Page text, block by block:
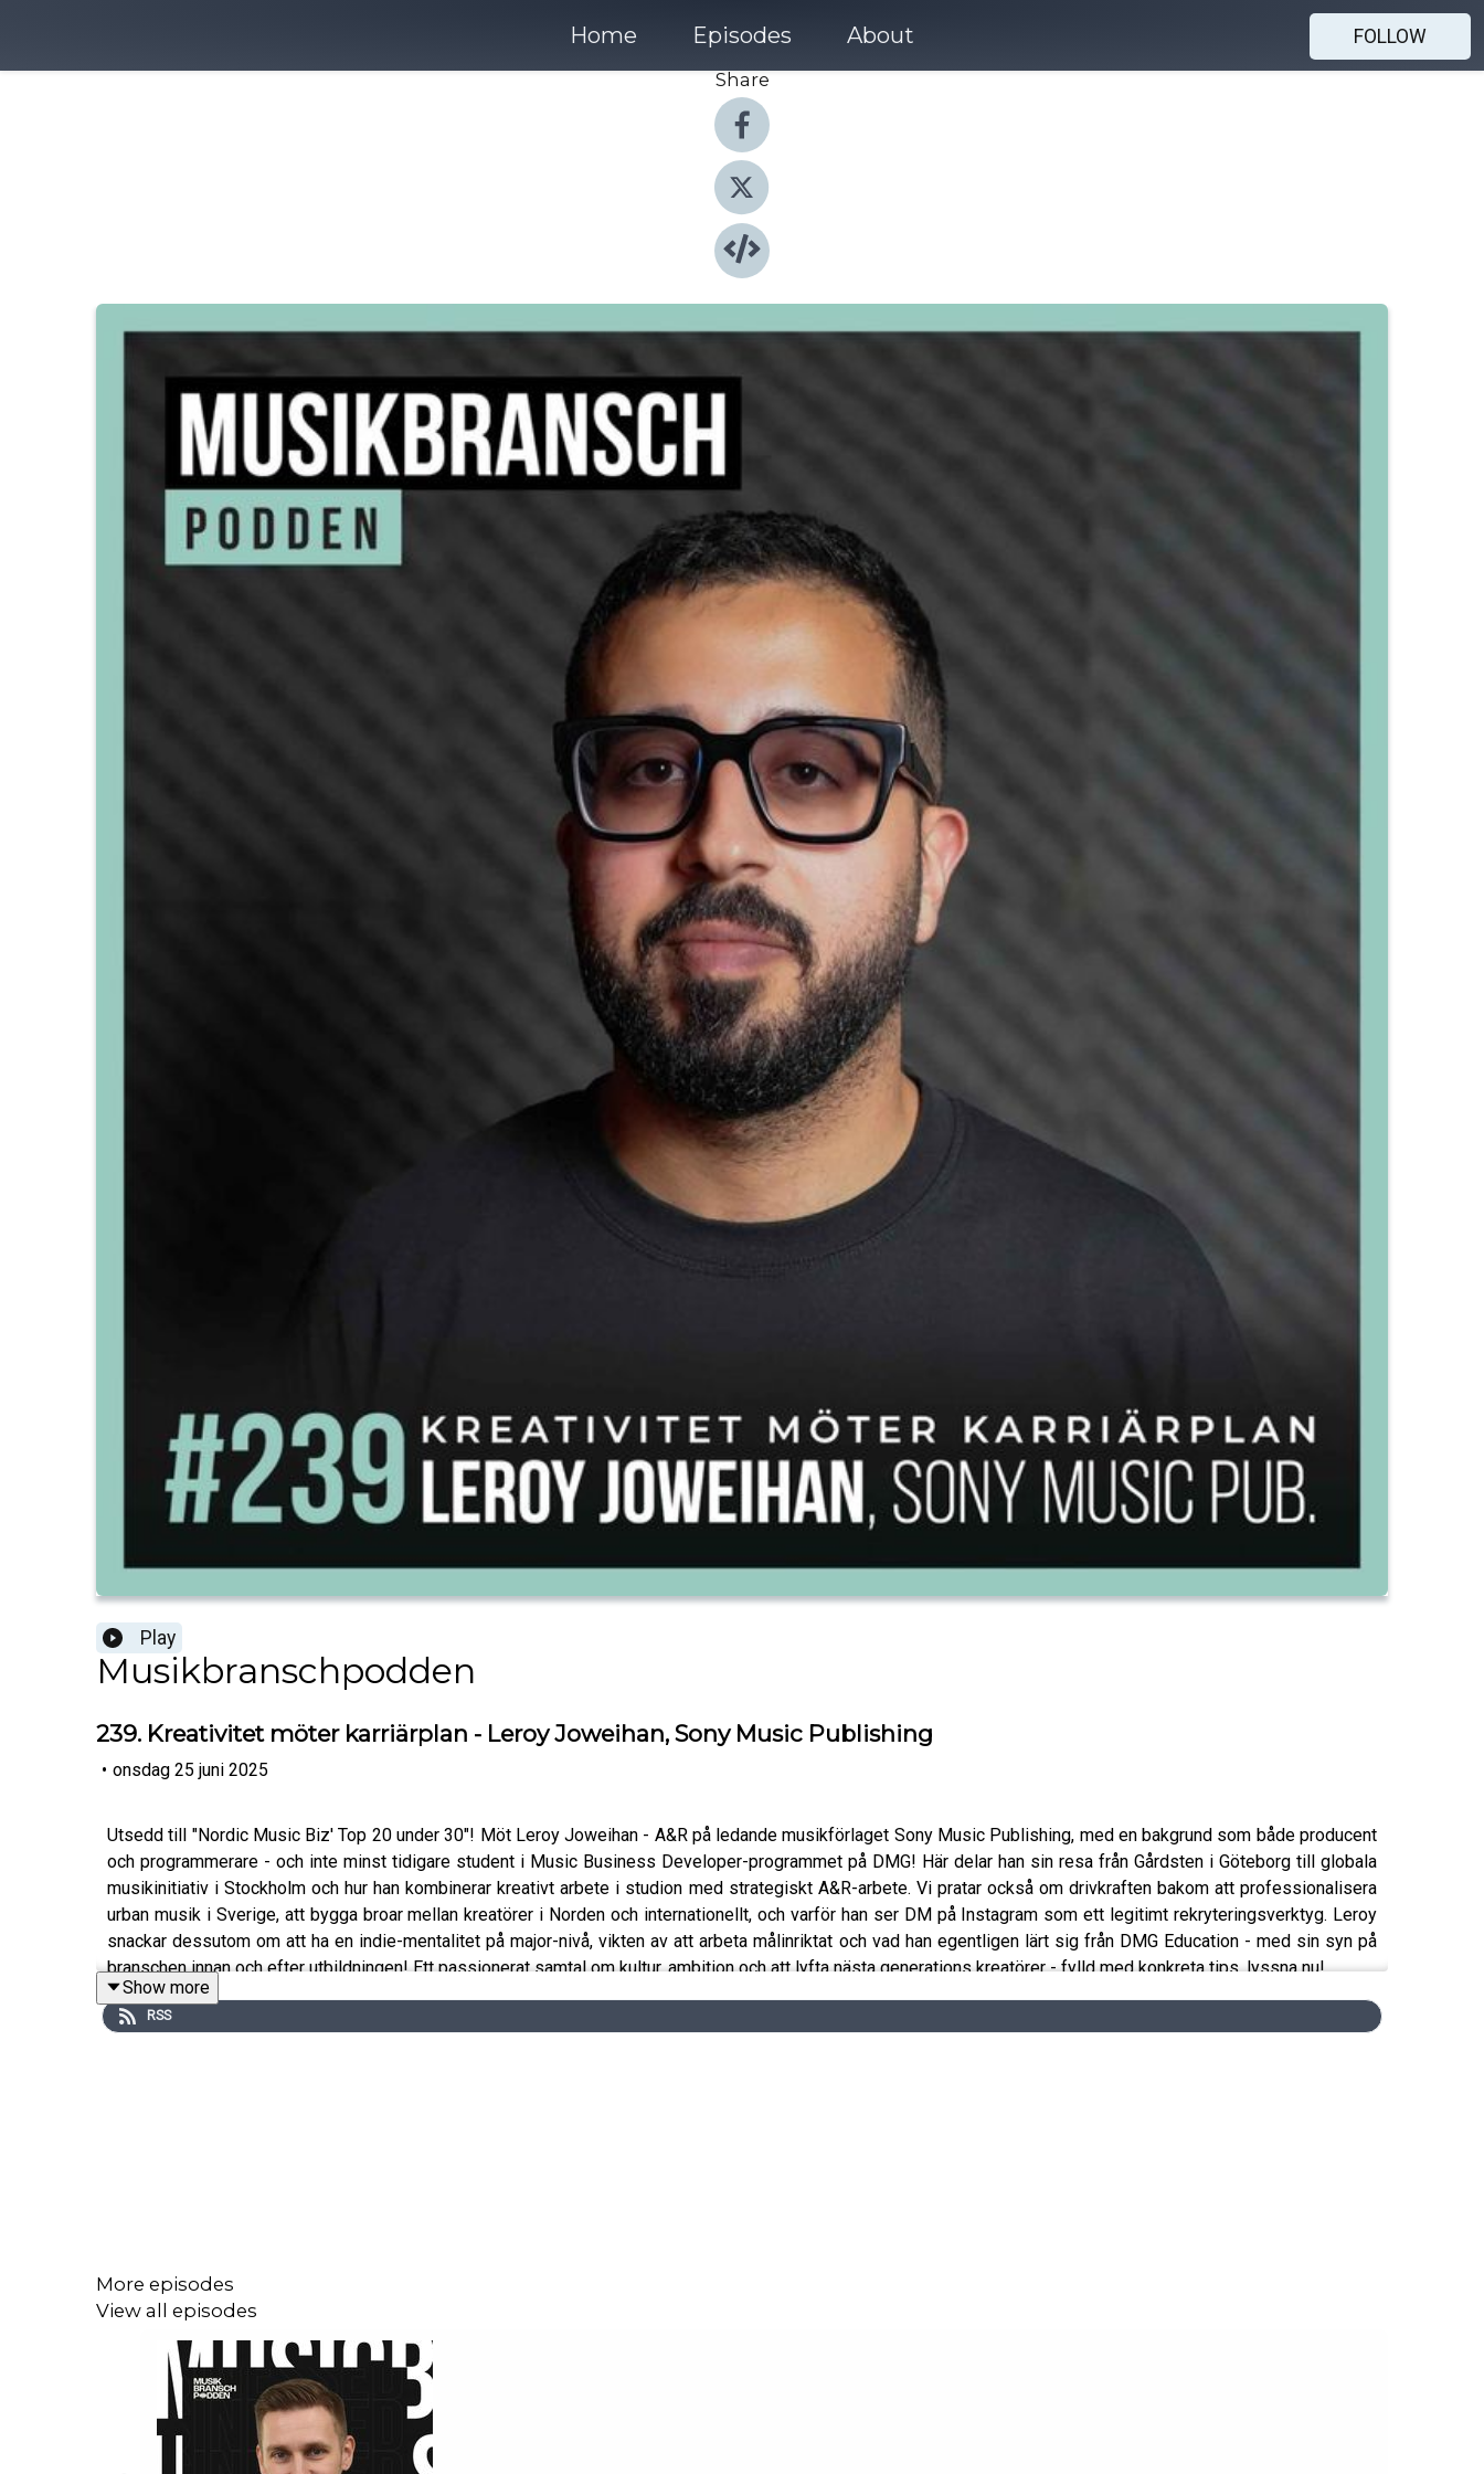
Home Episodes About
FOLLOW
Share
Play
Musikbranschpodden
239. Kreativitet möter karriärplan - Leroy Joweihan, Sony Music Publishing
• onsdag 25 juni 2025
Utsedd till "Nordic Music Biz' Top 20 under 30"! Möt Leroy Joweihan - A&R på ledande musikförlaget Sony Music Publishing, med en bakgrund som både producent
och programmerare - och inte minst tidigare student i Music Business Developer-programmet på DMG! Här delar han sin resa från Gårdsten i Göteborg till globala
musikinitiativ i Stockholm och hur han kombinerar kreativt arbete i studion med strategiskt A&R-arbete. Vi pratar också om drivkraften bakom att professionalisera
urban musik i Sverige, att bygga broar mellan kreatörer i Norden och internationellt, och varför han ser DM på Instagram som ett legitimt rekryteringsverktyg. Leroy
snackar dessutom om att ha en indie-mentalitet på major-nivå, vikten av att arbeta målinriktat och vad han egentligen lärt sig från DMG Education - med sin syn på
branschen innan och efter utbildningen! Ett passionerat samtal om kultur, ambition och att lyfta nästa generations kreatörer - fylld med konkreta tips, lyssna nu!
Show more
RSS
More episodes
View all episodes